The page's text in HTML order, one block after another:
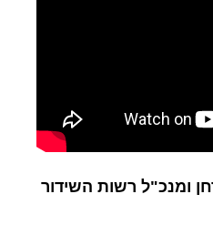
ומנכ"ל רשות השידור